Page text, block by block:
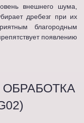
внешнего шума,
дребезг при их
благородным
появлению